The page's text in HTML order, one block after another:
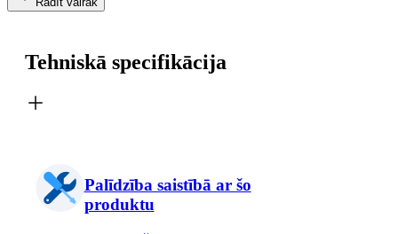
Tehniskā specifikācija
Palīdzība saistībā ar šo
produktu